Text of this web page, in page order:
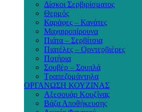
Δίσκοι Σερβιρίσματος
Θερμός
Καράφες – Κανάτες
Μαχαιροπίρουνα
Πιάτα – Σερβίτσια
Πιατέλες – Ορντερβιέρες
Ποτήρια
Σουβέρ – Σουπλά
Τραπεζομάντηλα
ΟΡΓΑΝΩΣΗ ΚΟΥΖΙΝΑΣ
Αξεσουάρ Κουζίνας
Βάζα Αποθήκευσης